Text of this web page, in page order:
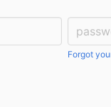
Forgot